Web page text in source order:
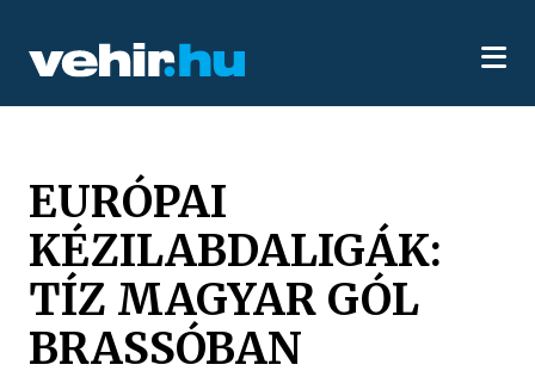
EURÓPAI
KÉZILABDALIGÁK:
TÍZ MAGYAR GÓL
BRASSÓBAN